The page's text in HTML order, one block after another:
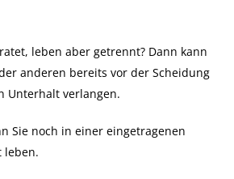
leben aber getrennt? Dann kann
anderen bereits vor der Scheidung
Unterhalt verlangen.
Sie noch in einer eingetragenen
leben.